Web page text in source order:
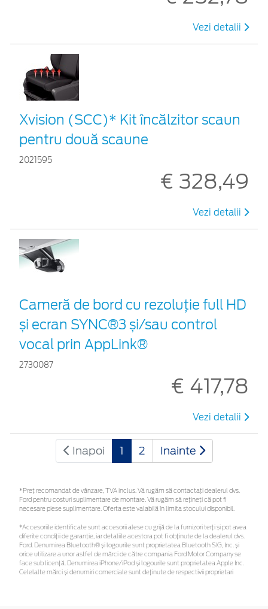
Vezi detalii
Xvision (SCC)* Kit încălzitor scaun
pentru două scaune
2021595
€ 328,49
Vezi detalii
Cameră de bord cu rezoluție full HD
și ecran SYNC®3 și/sau control
vocal prin AppLink®
2730087
€ 417,78
Vezi detalii
Inapoi 1 2 Inainte
*Preţ recomandat de vânzare, TVA inclus. Vă rugăm să contactaţi dealerul dvs.
Ford pentru costuri suplimentare de montare. Vă rugăm să rețineți că pot fi
necesare piese suplimentare. Oferta este valabilă în limita stocului disponibil.
*Accesoriile identificate sunt accesorii alese cu grijă de la furnizori terți și pot avea
diferite condiții de garanție, iar detaliile acestora pot fi obținute de la dealerul dvs.
Ford. Denumirea Bluetooth® și logourile sunt proprietatea Bluetooth SIG, Inc. și
orice utilizare a unor astfel de mărci de către compania Ford Motor Company se
face sub licență. Denumirea iPhone/iPod și logourile sunt proprietatea Apple Inc.
Celelalte mărci și denumiri comerciale sunt deținute de respectivii proprietari